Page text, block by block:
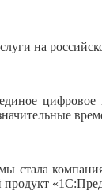
на
стала
продукт